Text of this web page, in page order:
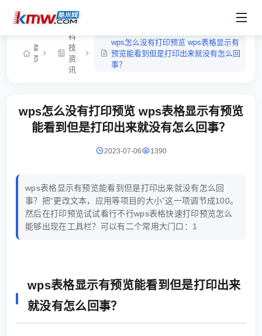
首
页
科
技
资
讯
wps怎么没有打印预览 wps表格显示有
预览能看到但是打印出来就没有怎么回
事？
wps怎么没有打印预览 wps表格显示有预览
能看到但是打印出来就没有怎么回事？
2023-07-06 1390
wps表格显示有预览能看到但是打印出来就没有怎么回
事？把“更改文本，应用等项目的大小”这一项调节成100。
然后在打印预览试试看行不行wps表格快速打印预览怎么
能够出现在工具栏？可以有二个常用大门口：1
wps表格显示有预览能看到但是打印出来
就没有怎么回事？